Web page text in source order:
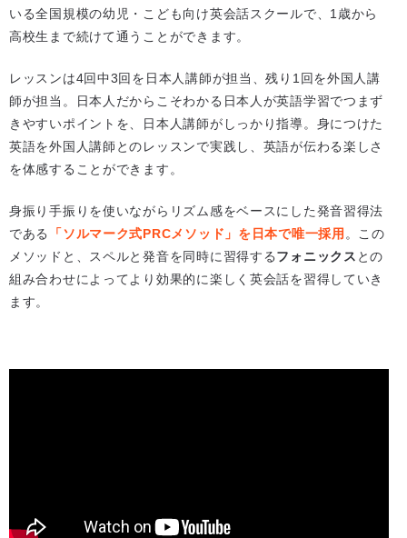
いる全国規模の幼児・こども向け英会話スクールで、1歳から
高校生まで続けて通うことができます。
レッスンは4回中3回を日本人講師が担当、残り1回を外国人講
師が担当。日本人だからこそわかる日本人が英語学習でつまず
きやすいポイントを、日本人講師がしっかり指導。身につけた
英語を外国人講師とのレッスンで実践し、英語が伝わる楽しさ
を体感することができます。
身振り手振りを使いながらリズム感をベースにした発音習得法
である
「ソルマーク式PRCメソッド」を日本で唯一採用 。この
メソッドと、スペルと発音を同時に習得するフォニックス との
組み合わせによってより効果的に楽しく英会話を習得していき
ます。